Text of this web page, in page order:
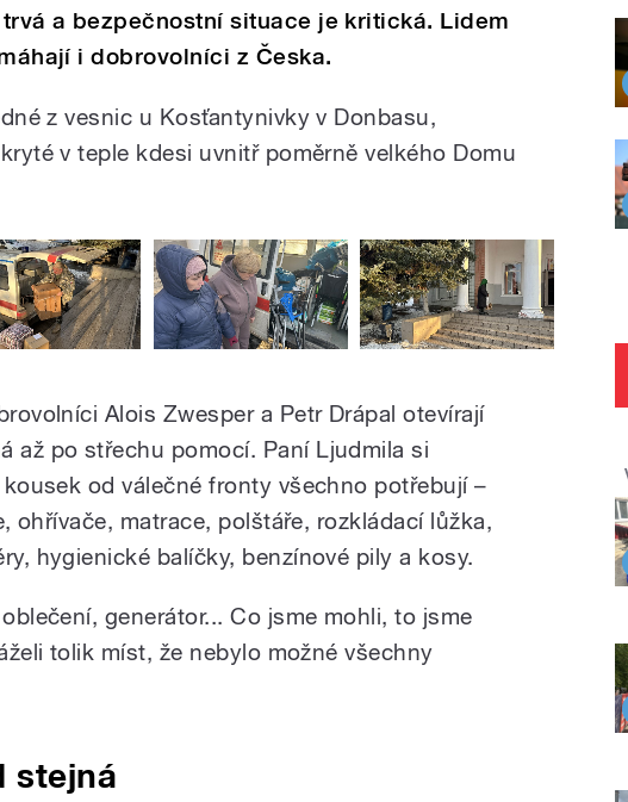
a bezpečnostní situace je kritická. Lidem
i dobrovolníci z Česka.
z vesnic u Kosťantynivky v Donbasu,
v teple kdesi uvnitř poměrně velkého Domu
Alois Zwesper a Petr Drápal otevírají
až po střechu pomocí. Paní Ljudmila si
od válečné fronty všechno potřebují –
ohřívače, matrace, polštáře, rozkládací lůžka,
hygienické balíčky, benzínové pily a kosy.
generátor... Co jsme mohli, to jsme
tolik míst, že nebylo možné všechny
stejná